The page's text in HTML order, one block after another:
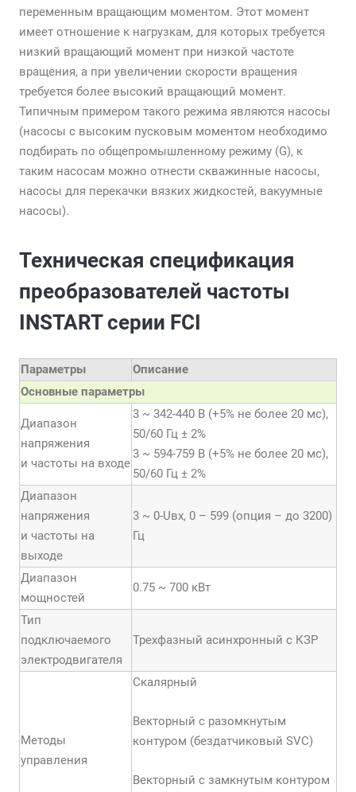
переменным вращающим моментом. Этот момент
имеет отношение к нагрузкам, для которых требуется
низкий вращающий момент при низкой частоте
вращения, а при увеличении скорости вращения
требуется более высокий вращающий момент.
Типичным примером такого режима являются насосы
(насосы с высоким пусковым моментом необходимо
подбирать по общепромышленному режиму (G), к
таким насосам можно отнести скважинные насосы,
насосы для перекачки вязких жидкостей, вакуумные
насосы).
Техническая спецификация
преобразователей частоты
INSTART серии FCI
Параметры
Описание
Основные параметры
Диапазон
напряжения
и частоты на входе
3 ~ 342-440 В (+5% не более 20 мс),
50/60 Гц ± 2%
3 ~ 594-759 В (+5% не более 20 мс),
50/60 Гц ± 2%
Диапазон
напряжения
и частоты на
выходе
3 ~ 0-Uвх, 0 – 599 (опция – до 3200)
Гц
Диапазон
мощностей
0.75 ~ 700 кВт
Тип
подключаемого
электродвигателя
Трехфазный асинхронный с КЗР
Методы
управления
Скалярный
Векторный с разомкнутым
контуром (бездатчиковый SVC)
Векторный с замкнутым контуром